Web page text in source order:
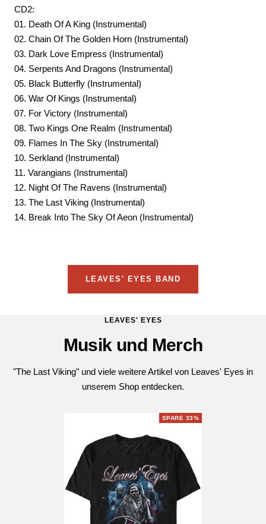
CD2:
01. Death Of A King (Instrumental)
02. Chain Of The Golden Horn (Instrumental)
03. Dark Love Empress (Instrumental)
04. Serpents And Dragons (Instrumental)
05. Black Butterfly (Instrumental)
06. War Of Kings (Instrumental)
07. For Victory (Instrumental)
08. Two Kings One Realm (Instrumental)
09. Flames In The Sky (Instrumental)
10. Serkland (Instrumental)
11. Varangians (Instrumental)
12. Night Of The Ravens (Instrumental)
13. The Last Viking (Instrumental)
14. Break Into The Sky Of Aeon (Instrumental)
LEAVES' EYES BAND
LEAVES' EYES
Musik und Merch
"The Last Viking" und viele weitere Artikel von Leaves' Eyes in
unserem Shop entdecken.
SPARE 33%